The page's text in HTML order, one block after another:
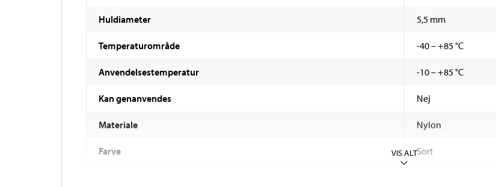
Huldiameter 5,5 mm
Temperaturområde -40 – +85 °C
Anvendelsestemperatur -10 – +85 °C
Kan genanvendes Nej
Materiale Nylon
Farve Sort
VIS ALT